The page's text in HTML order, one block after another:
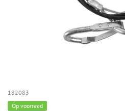
182083
Op voorraad